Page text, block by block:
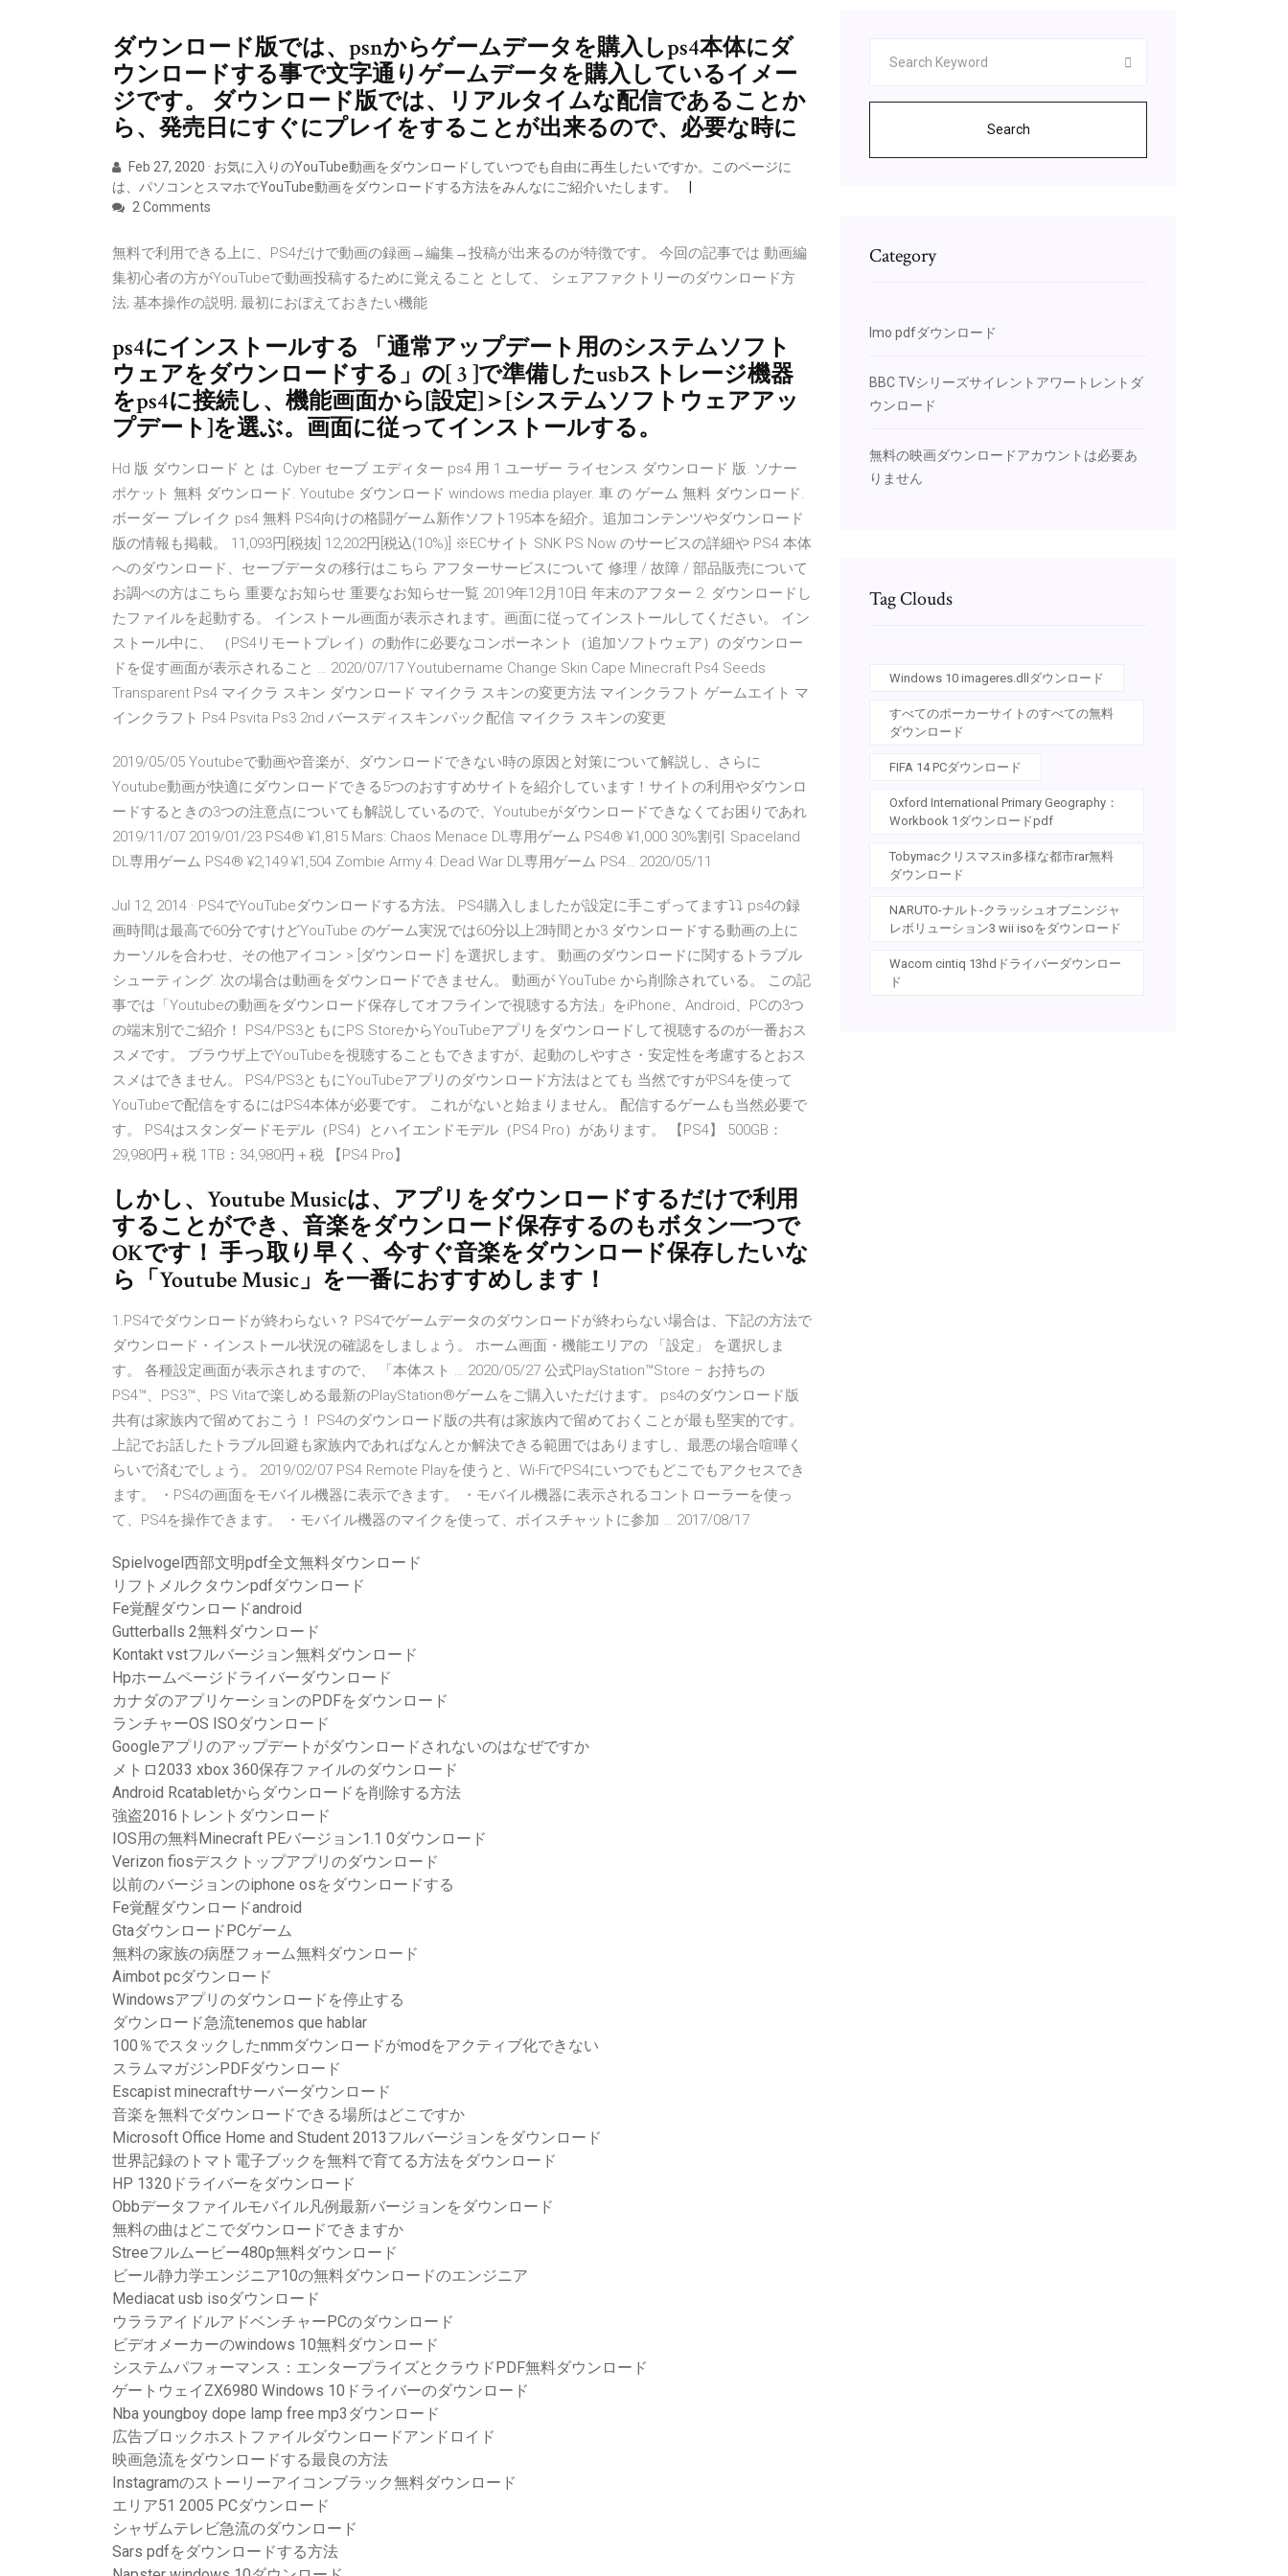
ダウンロード版では、psnからゲームデータを購入しps4本体にダ
ウンロードする事で文字通りゲームデータを購入しているイメー
ジです。 ダウンロード版では、リアルタイムな配信であることか
ら、発売日にすぐにプレイをすることが出来るので、必要な時に
Feb 27, 2020 · お気に入りのYouTube動画をダウンロードしていつでも自由に再生したいですか。このページに
は、パソコンとスマホでYouTube動画をダウンロードする方法をみんなにご紹介いたします。
2 Comments
無料で利用できる上に、PS4だけで動画の録画→編集→投稿が出来るのが特徴です。 今回の記事では 動画編
集初心者の方がYouTubeで動画投稿するために覚えること として、 シェアファクトリーのダウンロード方
法; 基本操作の説明; 最初におぼえておきたい機能
ps4にインストールする 「通常アップデート用のシステムソフト
ウェアをダウンロードする」の[ 3 ]で準備したusbストレージ機器
をps4に接続し、機能画面から[設定]＞[システムソフトウェアアッ
プデート]を選ぶ。画面に従ってインストールする。
Hd 版 ダウンロード と は. Cyber セーブ エディター ps4 用 1 ユーザー ライセンス ダウンロード 版. ソナー
ポケット 無料 ダウンロード. Youtube ダウンロード windows media player. 車 の ゲーム 無料 ダウンロード.
ボーダー ブレイク ps4 無料 PS4向けの格闘ゲーム新作ソフト195本を紹介。追加コンテンツやダウンロード
版の情報も掲載。 11,093円[税抜] 12,202円[税込(10%)] ※ECサイト SNK PS Now のサービスの詳細や PS4 本体
へのダウンロード、セーブデータの移行はこちら アフターサービスについて 修理 / 故障 / 部品販売について
お調べの方はこちら 重要なお知らせ 重要なお知らせ一覧 2019年12月10日 年末のアフター 2. ダウンロードし
たファイルを起動する。 インストール画面が表示されます。画面に従ってインストールしてください。 イン
ストール中に、 （PS4リモートプレイ）の動作に必要なコンポーネント（追加ソフトウェア）のダウンロー
ドを促す画面が表示されること … 2020/07/17 Youtubername Change Skin Cape Minecraft Ps4 Seeds
Transparent Ps4 マイクラ スキン ダウンロード マイクラ スキンの変更方法 マインクラフト ゲームエイト マ
インクラフト Ps4 Psvita Ps3 2nd バースディスキンパック配信 マイクラ スキンの変更
2019/05/05 Youtubeで動画や音楽が、ダウンロードできない時の原因と対策について解説し、さらに
Youtube動画が快適にダウンロードできる5つのおすすめサイトを紹介しています！サイトの利用やダウンロ
ードするときの3つの注意点についても解説しているので、Youtubeがダウンロードできなくてお困りであれ
2019/11/07 2019/01/23 PS4® ¥1,815 Mars: Chaos Menace DL専用ゲーム PS4® ¥1,000 30%割引 Spaceland
DL専用ゲーム PS4® ¥2,149 ¥1,504 Zombie Army 4: Dead War DL専用ゲーム PS4… 2020/05/11
Jul 12, 2014 · PS4でYouTubeダウンロードする方法。 PS4購入しましたが設定に手こずってます⤵︎⤵︎ ps4の録
画時間は最高で60分ですけどYouTube のゲーム実況では60分以上2時間とか3 ダウンロードする動画の上に
カーソルを合わせ、その他アイコン > [ダウンロード] を選択します。 動画のダウンロードに関するトラブル
シューティング. 次の場合は動画をダウンロードできません。 動画が YouTube から削除されている。 この記
事では「Youtubeの動画をダウンロード保存してオフラインで視聴する方法」をiPhone、Android、PCの3つ
の端末別でご紹介！ PS4/PS3ともにPS StoreからYouTubeアプリをダウンロードして視聴するのが一番おス
スメです。 ブラウザ上でYouTubeを視聴することもできますが、起動のしやすさ・安定性を考慮するとおス
スメはできません。 PS4/PS3ともにYouTubeアプリのダウンロード方法はとても 当然ですがPS4を使って
YouTubeで配信をするにはPS4本体が必要です。 これがないと始まりません。 配信するゲームも当然必要で
す。 PS4はスタンダードモデル（PS4）とハイエンドモデル（PS4 Pro）があります。 【PS4】 500GB：
29,980円＋税 1TB：34,980円＋税 【PS4 Pro】
しかし、Youtube Musicは、アプリをダウンロードするだけで利用
することができ、音楽をダウンロード保存するのもボタン一つで
OKです！ 手っ取り早く、今すぐ音楽をダウンロード保存したいな
ら「Youtube Music」を一番におすすめします！
1.PS4でダウンロードが終わらない？ PS4でゲームデータのダウンロードが終わらない場合は、下記の方法で
ダウンロード・インストール状況の確認をしましょう。 ホーム画面・機能エリアの 「設定」 を選択しま
す。 各種設定画面が表示されますので、 「本体スト … 2020/05/27 公式PlayStation™Store – お持ちの
PS4™、PS3™、PS Vitaで楽しめる最新のPlayStation®ゲームをご購入いただけます。 ps4のダウンロード版
共有は家族内で留めておこう！ PS4のダウンロード版の共有は家族内で留めておくことが最も堅実的です。
上記でお話したトラブル回避も家族内であればなんとか解決できる範囲ではありますし、最悪の場合喧嘩く
らいで済むでしょう。 2019/02/07 PS4 Remote Playを使うと、Wi-FiでPS4にいつでもどこでもアクセスでき
ます。 ・PS4の画面をモバイル機器に表示できます。 ・モバイル機器に表示されるコントローラーを使っ
て、PS4を操作できます。 ・モバイル機器のマイクを使って、ボイスチャットに参加 … 2017/08/17
Spielvogel西部文明pdf全文無料ダウンロード
リフトメルクタウンpdfダウンロード
Fe覚醒ダウンロードandroid
Gutterballs 2無料ダウンロード
Kontakt vstフルバージョン無料ダウンロード
Hpホームページドライバーダウンロード
カナダのアプリケーションのPDFをダウンロード
ランチャーOS ISOダウンロード
Googleアプリのアップデートがダウンロードされないのはなぜですか
メトロ2033 xbox 360保存ファイルのダウンロード
Android Rcatabletからダウンロードを削除する方法
強盗2016トレントダウンロード
IOS用の無料Minecraft PEバージョン1.1 0ダウンロード
Verizon fiosデスクトップアプリのダウンロード
以前のバージョンのiphone osをダウンロードする
Fe覚醒ダウンロードandroid
GtaダウンロードPCゲーム
無料の家族の病歴フォーム無料ダウンロード
Aimbot pcダウンロード
Windowsアプリのダウンロードを停止する
ダウンロード急流tenemos que hablar
100％でスタックしたnmmダウンロードがmodをアクティブ化できない
スラムマガジンPDFダウンロード
Escapist minecraftサーバーダウンロード
音楽を無料でダウンロードできる場所はどこですか
Microsoft Office Home and Student 2013フルバージョンをダウンロード
世界記録のトマト電子ブックを無料で育てる方法をダウンロード
HP 1320ドライバーをダウンロード
Obbデータファイルモバイル凡例最新バージョンをダウンロード
無料の曲はどこでダウンロードできますか
Streeフルムービー480p無料ダウンロード
ビール静力学エンジニア10の無料ダウンロードのエンジニア
Mediacat usb isoダウンロード
ウララアイドルアドベンチャーPCのダウンロード
ビデオメーカーのwindows 10無料ダウンロード
システムパフォーマンス：エンタープライズとクラウドPDF無料ダウンロード
ゲートウェイZX6980 Windows 10ドライバーのダウンロード
Nba youngboy dope lamp free mp3ダウンロード
広告ブロックホストファイルダウンロードアンドロイド
映画急流をダウンロードする最良の方法
Instagramのストーリーアイコンブラック無料ダウンロード
エリア51 2005 PCダウンロード
シャザムテレビ急流のダウンロード
Sars pdfをダウンロードする方法
Search
Category
Imo pdfダウンロード
BBC TVシリーズサイレントアワートレントダ
ウンロード
無料の映画ダウンロードアカウントは必要あ
りません
Tag Clouds
Windows 10 imageres.dllダウンロード
すべてのポーカーサイトのすべての無料
ダウンロード
FIFA 14 PCダウンロード
Oxford International Primary Geography：
Workbook 1ダウンロードpdf
Tobymacクリスマスin多様な都市rar無料
ダウンロード
NARUTO-ナルト-クラッシュオブニンジャ
レボリューション3 wii isoをダウンロード
Wacom cintiq 13hdドライバーダウンロー
ド